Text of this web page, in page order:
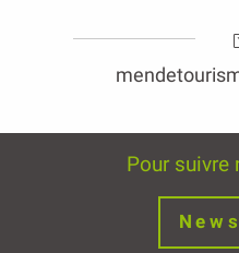
Pour suivre